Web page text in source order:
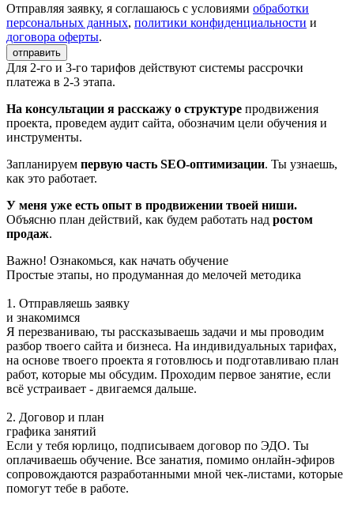
Отправляя заявку, я соглашаюсь с условиями обработки
персональных данных, политики конфиденциальности и
договора оферты.
отправить
Для 2-го и 3-го тарифов действуют системы рассрочки
платежа в 2-3 этапа.
На консультации я расскажу о структуре продвижения
проекта, проведем аудит сайта, обозначим цели обучения и
инструменты.
Запланируем первую часть SEO-оптимизации. Ты узнаешь,
как это работает.
У меня уже есть опыт в продвижении твоей ниши.
Объясню план действий, как будем работать над ростом
продаж.
Важно! Ознакомься, как начать обучение
Простые этапы, но продуманная до мелочей методика
1. Отправляешь заявку
и знакомимся
Я перезваниваю, ты рассказываешь задачи и мы проводим
разбор твоего сайта и бизнеса. На индивидуальных тарифах,
на основе твоего проекта я готовлюсь и подготавливаю план
работ, которые мы обсудим. Проходим первое занятие, если
всё устраивает - двигаемся дальше.
2. Договор и план
графика занятий
Если у тебя юрлицо, подписываем договор по ЭДО. Ты
оплачиваешь обучение. Все занатия, помимо онлайн-эфиров
сопровождаются разработанными мной чек-листами, которые
помогут тебе в работе.